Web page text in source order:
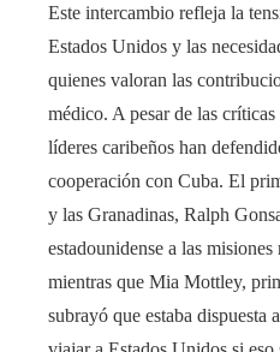
Este intercambio refleja la
Estados Unidos y las
quienes valoran las
médico. A pesar de las
líderes caribeños han
cooperación con Cuba. El
y las Granadinas, Ralph
estadounidense a las misiones
mientras que Mia Mottley,
subrayó que estaba dispuesta